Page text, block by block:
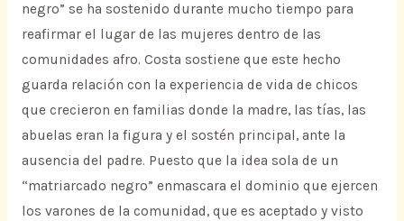
negro” se ha sostenido durante mucho tiempo para
reafirmar el lugar de las mujeres dentro de las
comunidades afro. Costa sostiene que este hecho
guarda relación con la experiencia de vida de chicos
que crecieron en familias donde la madre, las tías, las
abuelas eran la figura y el sostén principal, ante la
ausencia del padre. Puesto que la idea sola de un
“matriarcado negro” enmascara el dominio que ejercen
los varones de la comunidad, que es aceptado y visto